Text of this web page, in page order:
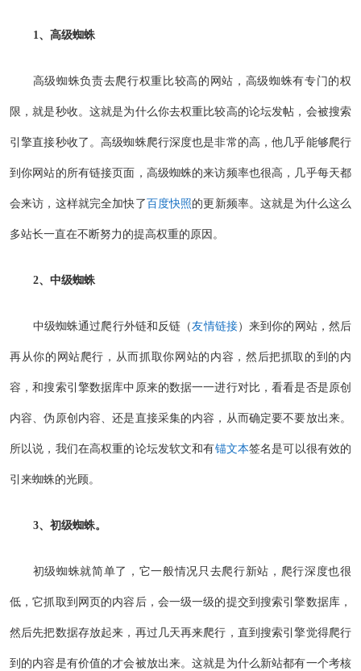
1、高级蜘蛛
高级蜘蛛负责去爬行权重比较高的网站，高级蜘蛛有专门的权
限，就是秒收。这就是为什么你去权重比较高的论坛发帖，会被搜索
引擎直接秒收了。高级蜘蛛爬行深度也是非常的高，他几乎能够爬行
到你网站的所有链接页面，高级蜘蛛的来访频率也很高，几乎每天都
会来访，这样就完全加快了百度快照的更新频率。这就是为什么这么
多站长一直在不断努力的提高权重的原因。
2、中级蜘蛛
中级蜘蛛通过爬行外链和反链（友情链接）来到你的网站，然后
再从你的网站爬行，从而抓取你网站的内容，然后把抓取的到的内
容，和搜索引擎数据库中原来的数据一一进行对比，看看是否是原创
内容、伪原创内容、还是直接采集的内容，从而确定要不要放出来。
所以说，我们在高权重的论坛发软文和有锚文本签名是可以很有效的
引来蜘蛛的光顾。
3、初级蜘蛛。
初级蜘蛛就简单了，它一般情况只去爬行新站，爬行深度也很
低，它抓取到网页的内容后，会一级一级的提交到搜索引擎数据库，
然后先把数据存放起来，再过几天再来爬行，直到搜索引擎觉得爬行
到的内容是有价值的才会被放出来。这就是为什么新站都有一个考核